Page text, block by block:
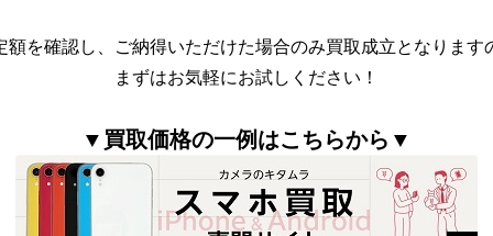
額を確認し、ご納得いただけた場合のみ買取成立となります
まずはお気軽にお試しください！
▼買取価格の一例はこちらから▼